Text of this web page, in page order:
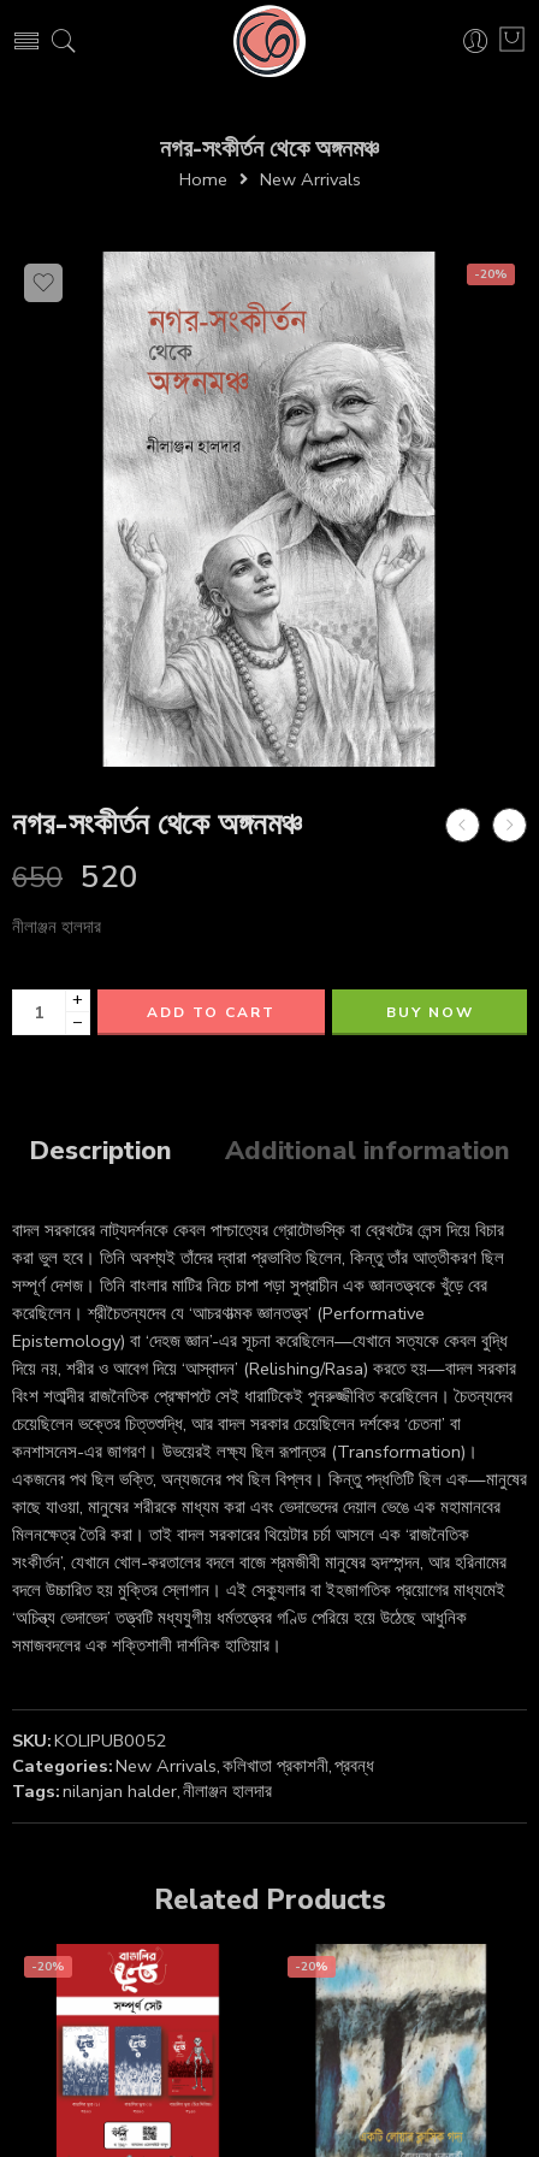
নগর-সংকীর্তন থেকে অঙ্গনমঞ্চ
Home New Arrivals
-20%
নগর-সংকীর্তন থেকে অঙ্গনমঞ্চ
650 520
নীলাঞ্জন হালদার
+
−
ADD TO CART BUY NOW
Description Additional information
বাদল সরকারের নাট্যদর্শনকে কেবল পাশ্চাত্যের গ্রোটোভস্কি বা ব্রেখটের লেন্স দিয়ে বিচার
করা ভুল হবে। তিনি অবশ্যই তাঁদের দ্বারা প্রভাবিত ছিলেন, কিন্তু তাঁর আত্তীকরণ ছিল
সম্পূর্ণ দেশজ। তিনি বাংলার মাটির নিচে চাপা পড়া সুপ্রাচীন এক জ্ঞানতত্ত্বকে খুঁড়ে বের
করেছিলেন। শ্রীচৈতন্যদেব যে ‘আচরণাত্মক জ্ঞানতত্ত্ব’ (Performative
Epistemology) বা ‘দেহজ জ্ঞান’-এর সূচনা করেছিলেন—যেখানে সত্যকে কেবল বুদ্ধি
দিয়ে নয়, শরীর ও আবেগ দিয়ে ‘আস্বাদন’ (Relishing/Rasa) করতে হয়—বাদল সরকার
বিংশ শতাব্দীর রাজনৈতিক প্রেক্ষাপটে সেই ধারাটিকেই পুনরুজ্জীবিত করেছিলেন। চৈতন্যদেব
চেয়েছিলেন ভক্তের চিত্তশুদ্ধি, আর বাদল সরকার চেয়েছিলেন দর্শকের ‘চেতনা’ বা
কনশাসনেস-এর জাগরণ। উভয়েরই লক্ষ্য ছিল রূপান্তর (Transformation)।
একজনের পথ ছিল ভক্তি, অন্যজনের পথ ছিল বিপ্লব। কিন্তু পদ্ধতিটি ছিল এক—মানুষের
কাছে যাওয়া, মানুষের শরীরকে মাধ্যম করা এবং ভেদাভেদের দেয়াল ভেঙে এক মহামানবের
মিলনক্ষেত্র তৈরি করা। তাই বাদল সরকারের থিয়েটার চর্চা আসলে এক ‘রাজনৈতিক
সংকীর্তন’, যেখানে খোল-করতালের বদলে বাজে শ্রমজীবী মানুষের হৃদস্পন্দন, আর হরিনামের
বদলে উচ্চারিত হয় মুক্তির স্লোগান। এই সেক্যুলার বা ইহজাগতিক প্রয়োগের মাধ্যমেই
‘অচিন্ত্য ভেদাভেদ’ তত্ত্বটি মধ্যযুগীয় ধর্মতত্ত্বের গণ্ডি পেরিয়ে হয়ে উঠেছে আধুনিক
সমাজবদলের এক শক্তিশালী দার্শনিক হাতিয়ার।
SKU:KOLIPUB0052
Categories:New Arrivals,কলিখাতা প্রকাশনী,প্রবন্ধ
Tags:nilanjan halder,নীলাঞ্জন হালদার
Related Products
-20% -20%
Phone
WhatsApp